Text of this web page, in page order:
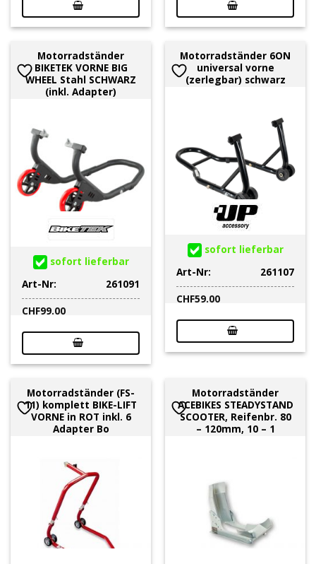
Motorradständer
BIKETEK VORNE BIG
WHEEL Stahl SCHWARZ
(inkl. Adapter)
sofort lieferbar
Art-Nr:
261091
CHF99.00
Motorradständer 6ON
universal vorne
(zerlegbar) schwarz
sofort lieferbar
Art-Nr:
261107
CHF59.00
Motorradständer (FS-
11) komplett BIKE-LIFT
VORNE in ROT inkl. 6
Adapter Bo
Motorradständer
ACEBIKES STEADYSTAND
SCOOTER, Reifenbr. 80
– 120mm, 10 – 1